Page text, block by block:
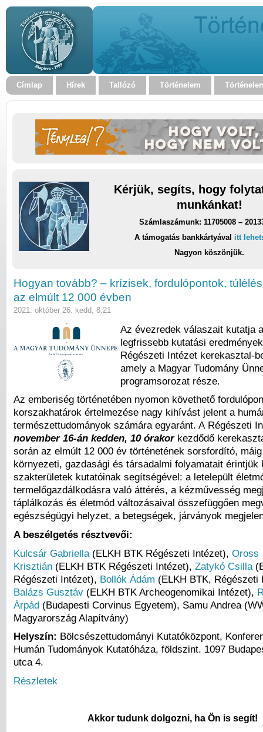
Címlap Hírek Tallózó Történelem
Kérjük, segíts, hogy
munkánkat!
Számlaszámunk: 11705008 –
A támogatás bankkártyával itt
Nagyon köszönjük.
Hogyan tovább? – krízisek, fordulópontok,
az elmúlt 12 000 évben
2021. október 26. kedd, 8:21
Az évezredek válaszait kutatja
legfrissebb kutatási
Régészeti Intézet kerekasztal-
amely a Magyar Tudomány
programsorozat része.
Az emberiség történetében nyomon követhető
korszakhatárok értelmezése nagy kihívást jelent a
természettudományok számára egyaránt. A Régészeti
november 16-án kedden, 10 órakorkezdődő
során az elmúlt 12 000 év történetének sorsfordító,
környezeti, gazdasági és társadalmi folyamatait érintjük
szakterületek kutatóinak segítségével: a letelepült
termelőgazdálkodásra való áttérés, a kézművesség
táplálkozás és életmód változásaival összefüggően
egészségügyi helyzet, a betegségek, járványok
A beszélgetés résztvevői:
Kulcsár Gabriella (ELKH BTK Régészeti Intézet), Oross
Krisztián (ELKH BTK Régészeti Intézet), Zatykó Csilla
Régészeti Intézet), Bollók Ádám (ELKH BTK,
Balázs Gusztáv (ELKH BTK Archeogenomikai Intézet),
Árpád (Budapesti Corvinus Egyetem), Samu Andrea
Magyarország Alapítvány)
Helyszín: Bölcsészettudományi Kutatóközpont,
Humán Tudományok Kutatóháza, földszint. 1097
utca 4.
Részletek
Akkor tudunk dolgozni, ha Ön is segít!